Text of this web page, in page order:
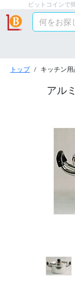
ビットコインで
トップ キッチン用
アル